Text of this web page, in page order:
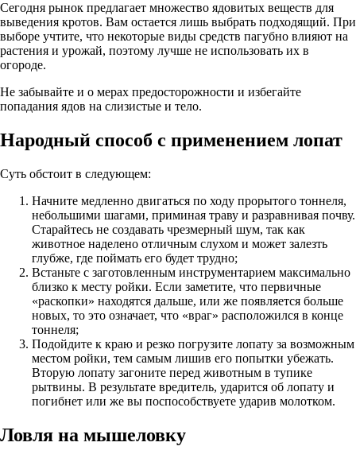
Сегодня рынок предлагает множество ядовитых веществ для
выведения кротов. Вам остается лишь выбрать подходящий. При
выборе учтите, что некоторые виды средств пагубно влияют на
растения и урожай, поэтому лучше не использовать их в
огороде.
Не забывайте и о мерах предосторожности и избегайте
попадания ядов на слизистые и тело.
Народный способ с применением лопат
Суть обстоит в следующем:
Начните медленно двигаться по ходу прорытого тоннеля,
небольшими шагами, приминая траву и разравнивая почву.
Старайтесь не создавать чрезмерный шум, так как
животное наделено отличным слухом и может залезть
глубже, где поймать его будет трудно;
Встаньте с заготовленным инструментарием максимально
близко к месту ройки. Если заметите, что первичные
«раскопки» находятся дальше, или же появляется больше
новых, то это означает, что «враг» расположился в конце
тоннеля;
Подойдите к краю и резко погрузите лопату за возможным
местом ройки, тем самым лишив его попытки убежать.
Вторую лопату загоните перед животным в тупике
рытвины. В результате вредитель, ударится об лопату и
погибнет или же вы поспособствуете ударив молотком.
Ловля на мышеловку